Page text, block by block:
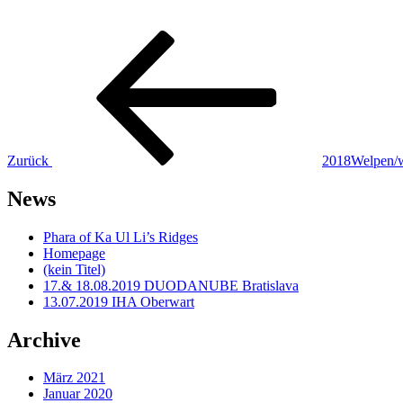
Beitragsnavigation
Zurück 2018Welpen/
News
Phara of Ka Ul Li’s Ridges
Homepage
(kein Titel)
17.& 18.08.2019 DUODANUBE Bratislava
13.07.2019 IHA Oberwart
Archive
März 2021
Januar 2020